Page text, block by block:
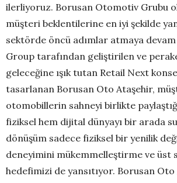
ilerliyoruz. Borusan Otomotiv Grubu
müşteri beklentilerine en iyi şekilde
sektörde öncü adımlar atmaya
Group tarafından geliştirilen ve
geleceğine ışık tutan Retail Next
tasarlanan Borusan Oto Ataşehir,
otomobillerin sahneyi birlikte
fiziksel hem dijital dünyayı bir arada
dönüşüm sadece fiziksel bir yenilik
deneyimini mükemmelleştirme ve üst
hedefimizi de yansıtıyor. Borusan